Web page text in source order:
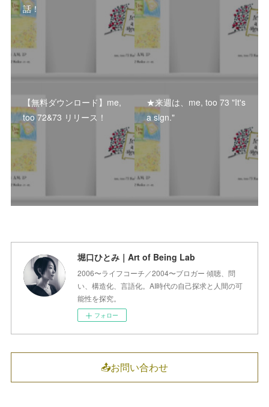
話！
【無料ダウンロード】me,
too 72&73 リリース！
★来週は、me, too 73 "It's
a sign."
堀口ひとみ｜Art of Being Lab
2006〜ライフコーチ／2004〜ブロガー 傾聴、問
い、構造化、言語化。AI時代の自己探求と人間の可
能性を探究。
フォロー
📤お問い合わせ